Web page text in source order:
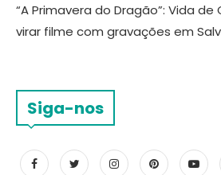
“A Primavera do Dragão”: Vida de
virar filme com gravações em
Siga-nos